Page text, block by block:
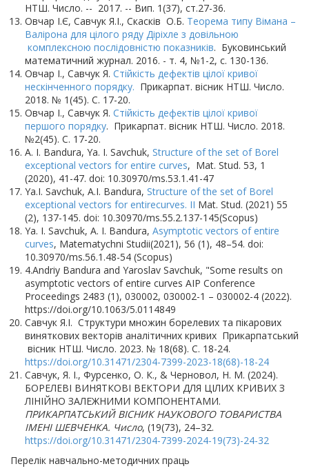
НТШ. Число. -- 2017. -- Вип. 1(37), ст.27-36.
Овчар І.Є, Савчук Я.І., Скасків О.Б. Теорема типу Вімана –
Валірона для цілого ряду Діріхле з довільною
комплексною послідовністю показників. Буковинський
математичний журнал. 2016. - т. 4, №1-2, с. 130-136.
Овчар І., Савчук Я. Стійкість дефектів цілої кривої
нескінченного порядку. Прикарпат. вісник НТШ. Число.
2018. № 1(45). С. 17-20.
Овчар І., Савчук Я. Стійкість дефектів цілої кривої
першого порядку. Прикарпат. вісник НТШ. Число. 2018.
№2(45). С. 17-20.
A. I. Bandura, Ya. I. Savchuk, Structure of the set of Borel
exceptional vectors for entire curves, Mat. Stud. 53, 1
(2020), 41-47. doi: 10.30970/ms.53.1.41-47
Ya.I. Savchuk, A.I. Bandura, Structure of the set of Borel
exceptional vectors for entirecurves. II Mat. Stud. (2021) 55
(2), 137-145. doi: 10.30970/ms.55.2.137-145(Scopus)
Ya. I. Savchuk, A. I. Bandura, Asymptotic vectors of entire
curves, Matematychni Studii(2021), 56 (1), 48–54. doi:
10.30970/ms.56.1.48-54 (Scopus)
4.Andriy Bandura and Yaroslav Savchuk, "Some results on
asymptotic vectors of entire curves AIP Conference
Proceedings 2483 (1), 030002, 030002-1 – 030002-4 (2022).
https://doi.org/10.1063/5.0114849
Савчук Я.І. Структури множин борелевих та пікарових
виняткових векторів аналітичних кривих Прикарпатський
вісник НТШ. Число. 2023. № 18(68). С. 18-24.
https://doi.org/10.31471/2304-7399-2023-18(68)-18-24
Савчук, Я. І., Фурсенко, О. К., & Черновол, Н. М. (2024).
БОРЕЛЕВІ ВИНЯТКОВІ ВЕКТОРИ ДЛЯ ЦІЛИХ КРИВИХ З
ЛІНІЙНО ЗАЛЕЖНИМИ КОМПОНЕНТАМИ.
ПРИКАРПАТСЬКИЙ ВІСНИК НАУКОВОГО ТОВАРИСТВА
ІМЕНІ ШЕВЧЕНКА. Число, (19(73), 24–32.
https://doi.org/10.31471/2304-7399-2024-19(73)-24-32
Перелік навчально-методичних праць